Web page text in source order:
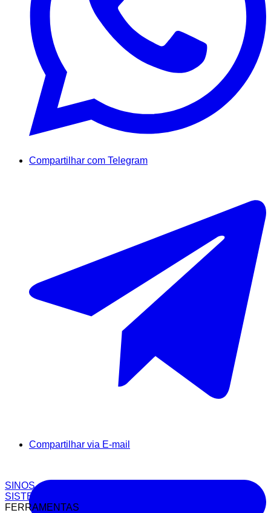
SINOS
SISTEMAS CO2
FERRAMENTAS
Compartilhar com Telegram
Compartilhar via E-mail